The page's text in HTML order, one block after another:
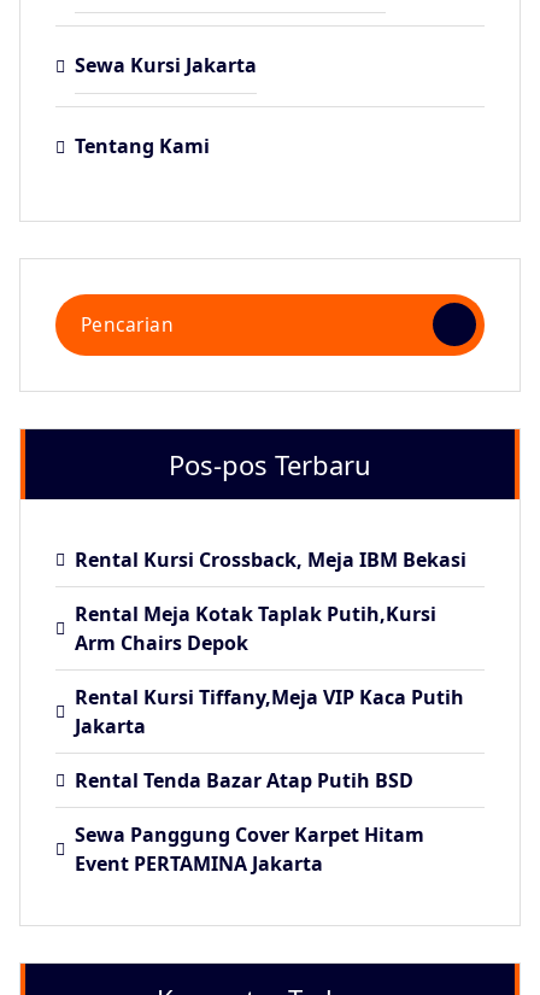
Sewa Kursi Jakarta
Tentang Kami
Pencarian
untuk:
Pos-pos Terbaru
Rental Kursi Crossback, Meja IBM Bekasi
Rental Meja Kotak Taplak Putih,Kursi
Arm Chairs Depok
Rental Kursi Tiffany,Meja VIP Kaca Putih
Jakarta
Rental Tenda Bazar Atap Putih BSD
Sewa Panggung Cover Karpet Hitam
Event PERTAMINA Jakarta